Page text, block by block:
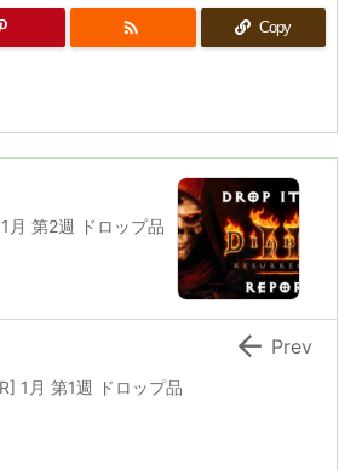
 Copy
月 第2週 ドロップ品
1月 第1週 ドロップ品
 Prev